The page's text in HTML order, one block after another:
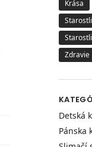
Krása
Zdravie
Detská
Pánska